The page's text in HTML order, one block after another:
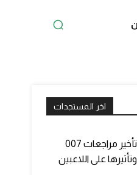
اخر المستجدات
مخاوف من تأخير مراجعات 007